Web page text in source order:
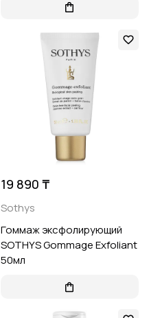
19 890 ₸
Sothys
Гоммаж эксфолирующий
SOTHYS Gommage Exfoliant
50мл